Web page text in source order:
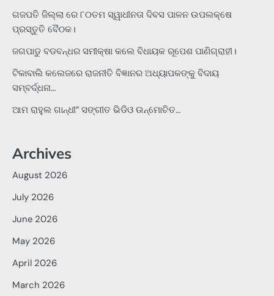
ଗଜପତି ଜିଲ୍ଲା ରେ ୮୦ତମ ସ୍ୱାଧୀନତା ଦିବସ ପାଳନ ଉପଲକ୍ଷେ
ପ୍ରସ୍ତୁତି ବୈଠକ।
ଜଗପାଡୁ ବଡବନ୍ଧର ସମୀକ୍ଷା କଲେ ବିଧାୟକ ରୂପେଶ ପାଣିଗ୍ରାହୀ।
ଟିକାବାଲି କଲେଜରେ ରାଜନୀତି ବିଜ୍ଞାନର ଅଧ୍ୟାପକଙ୍କୁ ବିଦାୟ
ସମ୍ବର୍ଦ୍ଧନା…
ଆମ ରାହୁଲ ଗାନ୍ଧୀ” ସଙ୍ଗୀତ ଭିଡିଓ ଉନ୍ମୋଚିତ…
Archives
August 2026
July 2026
June 2026
May 2026
April 2026
March 2026